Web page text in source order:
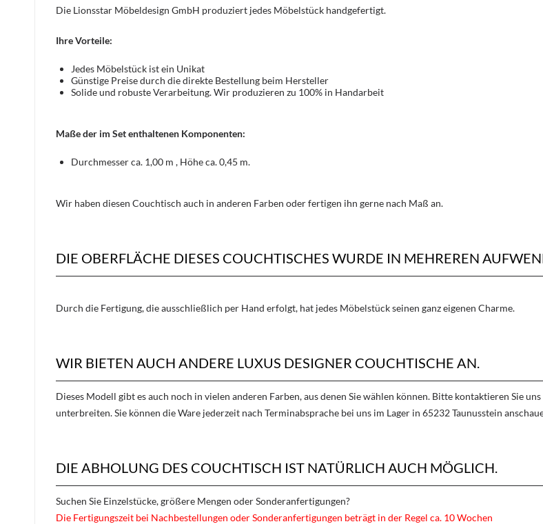
Die Lionsstar Möbeldesign GmbH produziert jedes Möbelstück handgefertigt.
Ihre Vorteile:
Jedes Möbelstück ist ein Unikat
Günstige Preise durch die direkte Bestellung beim Hersteller
Solide und robuste Verarbeitung. Wir produzieren zu 100% in Handarbeit
Maße der im Set enthaltenen Komponenten:
Durchmesser ca. 1,00 m , Höhe ca. 0,45 m.
Wir haben diesen Couchtisch auch in anderen Farben oder fertigen ihn gerne nach Maß an.
DIE OBERFLÄCHE DIESES COUCHTISCHES WURDE IN MEHREREN
Durch die Fertigung, die ausschließlich per Hand erfolgt, hat jedes Möbelstück seinen ganz eigenen Charme.
WIR BIETEN AUCH ANDERE LUXUS DESIGNER COUCHTISCHE AN.
Dieses Modell gibt es auch noch in vielen anderen Farben, aus denen Sie wählen können. Bitte kontaktieren Sie
unterbreiten. Sie können die Ware jederzeit nach Terminabsprache bei uns im Lager in 65232 Taunusstein
DIE ABHOLUNG DES COUCHTISCH IST NATÜRLICH AUCH MÖGLICH.
Suchen Sie Einzelstücke, größere Mengen oder Sonderanfertigungen?
Die Fertigungszeit bei Nachbestellungen oder Sonderanfertigungen beträgt in der Regel ca. 10 Wochen